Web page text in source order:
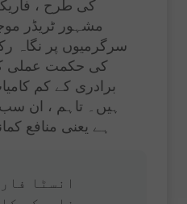
کی طرح ،
مشہور ٹریڈر
سرگرمیوں پر نگاہ
کی حکمت عملی
برادری کے کم
ہیں۔ تاہم ، ان
ہے یعنی منافع
انسٹا